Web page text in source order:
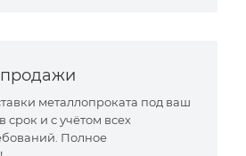
металлопроката под ваш
срок и с учётом всех
Полное